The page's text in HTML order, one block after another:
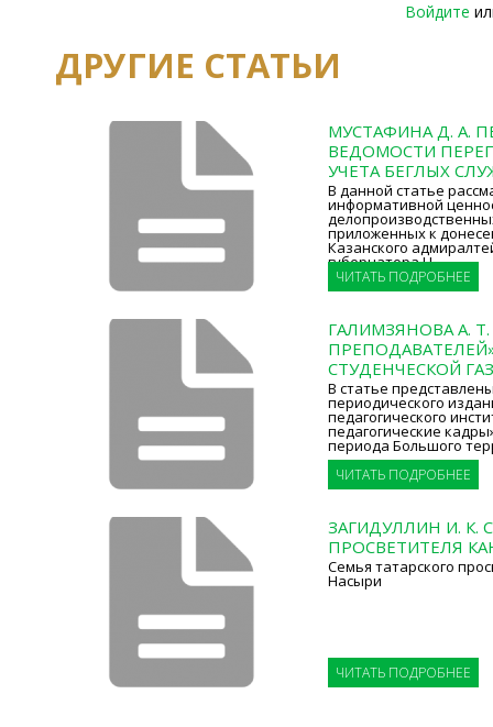
Войдите
ДРУГИЕ СТАТЬИ
МУСТАФИНА Д. А.
ВЕДОМОСТИ
УЧЕТА БЕГЛЫХ
В данной статье
информативной
приложенных к
Казанского
губернатора Н.
ЧИТАТЬ ПОДРОБНЕЕ
ГАЛИМЗЯНОВА А.
СТУДЕНЧЕСКОЙ
В статье
периодического
педагогического
педагогические
периода Большого
ЧИТАТЬ ПОДРОБНЕЕ
ЗАГИДУЛЛИН И. К.
ПРОСВЕТИТЕЛЯ
Семья татарского
Насыри
ЧИТАТЬ ПОДРОБНЕЕ